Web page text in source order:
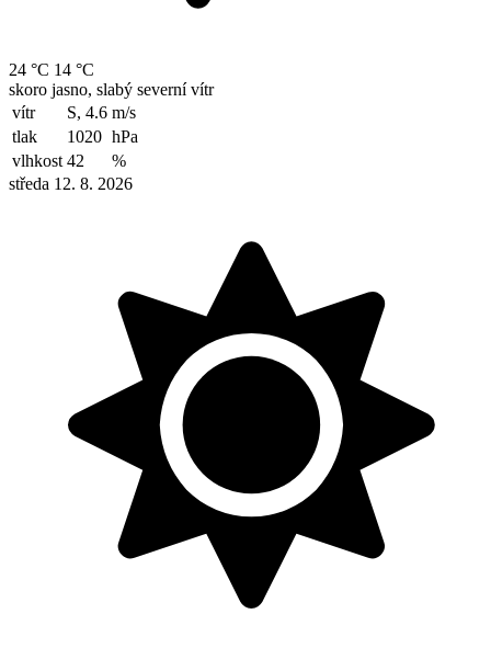
24 °C 14 °C
skoro jasno, slabý severní vítr
vítr
S, 4.6 m/s
tlak
1020 hPa
vlhkost 42
%
středa 12. 8. 2026